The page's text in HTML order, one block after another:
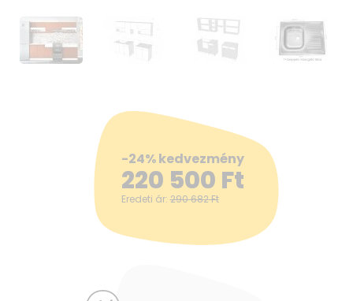
-24% kedvezmény
220 500 Ft
Eredeti ár:290 682Ft